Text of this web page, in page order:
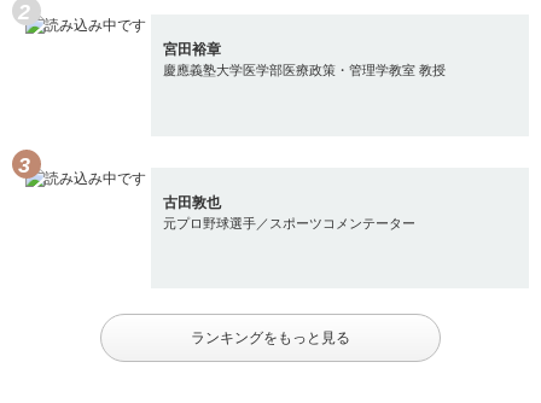
宮田裕章
慶應義塾大学医学部医療政策・管理学教室 教授
古田敦也
元プロ野球選手／スポーツコメンテーター
ランキングをもっと見る